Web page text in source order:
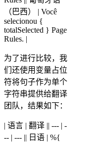
（巴西） | Você
selecionou {
totalSelected } Page
Rules. |
为了进行比较，我
们还使用变量占位
符将句子作为单个
字符串提供给翻译
团队，结果如下：
| 语言 | 翻译 || --- | -
-- | --- || 日语 | %{